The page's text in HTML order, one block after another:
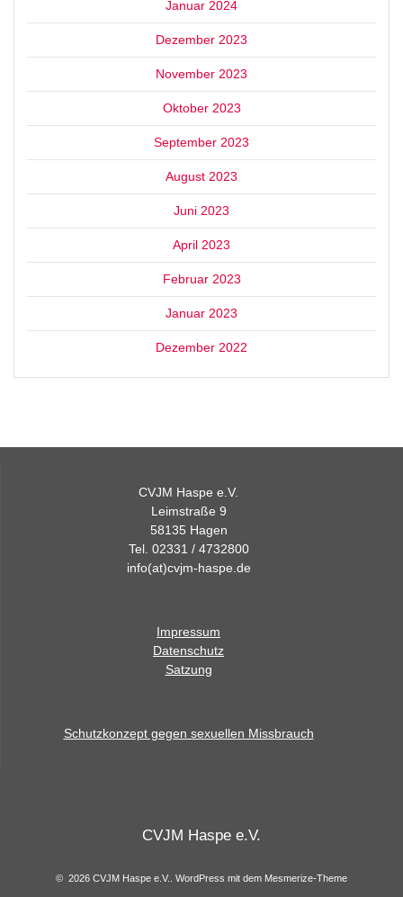
Januar 2024
Dezember 2023
November 2023
Oktober 2023
September 2023
August 2023
Juni 2023
April 2023
Februar 2023
Januar 2023
Dezember 2022
CVJM Haspe e.V.
Leimstraße 9
58135 Hagen
Tel. 02331 / 4732800
info(at)cvjm-haspe.de
Impressum
Datenschutz
Satzung
Schutzkonzept gegen sexuellen Missbrauch
CVJM Haspe e.V.
© 2026 CVJM Haspe e.V.. WordPress mit dem Mesmerize-Theme